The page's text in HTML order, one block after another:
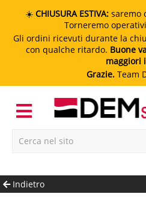
☀️ CHIUSURA ESTIVA: saremo
Torneremo
Gli ordini ricevuti durante la
con qualche ritardo. Buone
maggiori
Grazie. Team
Indietro